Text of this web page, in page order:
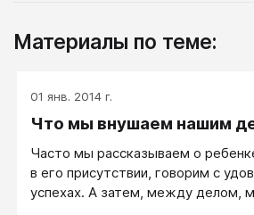
Материалы по теме:
01 янв. 2014 г.
Что мы внушаем нашим
Часто мы рассказываем о
в его присутствии, говорим с
успехах. А затем, между делом,